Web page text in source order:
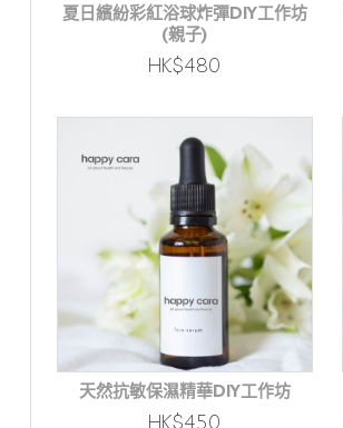
夏日繽紛彩紅浴球炸彈DIY工作坊
(親子)
HK$480
天然抗敏保濕精華DIY工作坊
HK$450